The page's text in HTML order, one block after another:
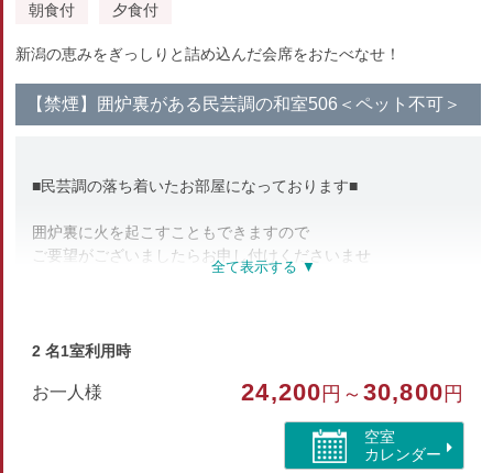
朝食付
夕食付
新潟の恵みをぎっしりと詰め込んだ会席をおたべなせ！
【禁煙】囲炉裏がある民芸調の和室506＜ペット不可＞
■民芸調の落ち着いたお部屋になっております■
囲炉裏に火を起こすこともできますので
ご要望がございましたらお申し付けくださいませ
・全館禁煙（喫煙の際は玄関先の喫煙所をご利用ください）
2 名1室利用時
お一人様 24,200 円～30,800 円
空室
カレンダー